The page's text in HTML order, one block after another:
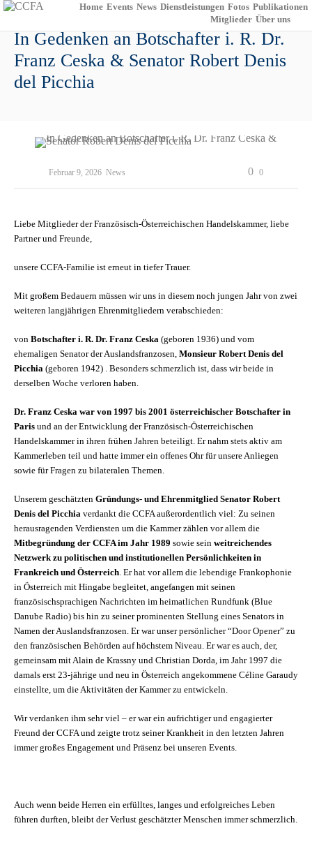
Home Events News Dienstleistungen Fotos Publikationen
Mitglieder Über uns
In Gedenken an Botschafter i. R. Dr.
Franz Ceska & Senator Robert Denis
del Picchia
Februar 9, 2026 News 0
0
Liebe Mitglieder der Französisch-Österreichischen Handelskammer, liebe
Partner und Freunde,
unsere CCFA-Familie ist erneut in tiefer Trauer.
Mit großem Bedauern müssen wir uns in diesem noch jungen Jahr von zwei
weiteren langjährigen Ehrenmitgliedern verabschieden:
von Botschafter i. R. Dr. Franz Ceska (geboren 1936) und vom
ehemaligen Senator der Auslandsfranzosen, Monsieur Robert Denis del
Picchia (geboren 1942) . Besonders schmerzlich ist, dass wir beide in
derselben Woche verloren haben.
Dr. Franz Ceska war von 1997 bis 2001 österreichischer Botschafter in
Paris und an der Entwicklung der Französisch-Österreichischen
Handelskammer in ihren frühen Jahren beteiligt. Er nahm stets aktiv am
Kammerleben teil und hatte immer ein offenes Ohr für unsere Anliegen
sowie für Fragen zu bilateralen Themen.
Unserem geschätzten Gründungs- und Ehrenmitglied Senator Robert
Denis del Picchia verdankt die CCFA außerordentlich viel: Zu seinen
herausragenden Verdiensten um die Kammer zählen vor allem die
Mitbegründung der CCFA im Jahr 1989 sowie sein weitreichendes
Netzwerk zu politischen und institutionellen Persönlichkeiten in
Frankreich und Österreich. Er hat vor allem die lebendige Frankophonie
in Österreich mit Hingabe begleitet, angefangen mit seinen
französischsprachigen Nachrichten im heimatlichen Rundfunk (Blue
Danube Radio) bis hin zu seiner prominenten Stellung eines Senators in
Namen der Auslandsfranzosen. Er war unser persönlicher “Door Opener” zu
den französischen Behörden auf höchstem Niveau. Er war es auch, der,
gemeinsam mit Alain de Krassny und Christian Dorda, im Jahr 1997 die
damals erst 23-jährige und neu in Österreich angekommene Céline Garaudy
einstellte, um die Aktivitäten der Kammer zu entwickeln.
Wir verdanken ihm sehr viel – er war ein aufrichtiger und engagierter
Freund der CCFA und zeigte trotz seiner Krankheit in den letzten Jahren
immer großes Engagement und Präsenz bei unseren Events.
Auch wenn beide Herren ein erfülltes, langes und erfolgreiches Leben
führen durften, bleibt der Verlust geschätzter Menschen immer schmerzlich.